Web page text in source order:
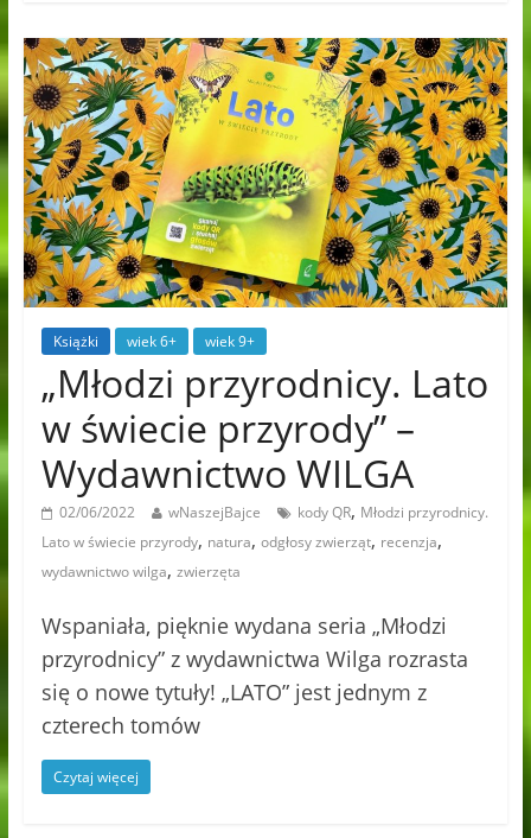
Książki wiek 6+ wiek 9+
„Młodzi przyrodnicy. Lato
w świecie przyrody” –
Wydawnictwo WILGA
02/06/2022 wNaszejBajce kody QR, Młodzi przyrodnicy.
Lato w świecie przyrody, natura, odgłosy zwierząt, recenzja,
wydawnictwo wilga, zwierzęta
Wspaniała, pięknie wydana seria „Młodzi
przyrodnicy” z wydawnictwa Wilga rozrasta
się o nowe tytuły! „LATO” jest jednym z
czterech tomów
Czytaj więcej